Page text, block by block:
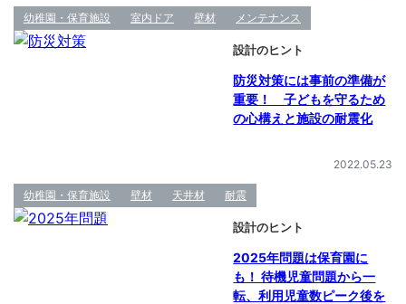
幼稚園・保育施設 室内ドア 壁材 メンテナンス
設計のヒント
防災対策には事前の準備が
重要！ 子どもを守るため
の心構えと施設の耐震化
2022.05.23
幼稚園・保育施設 壁材 天井材 耐震
設計のヒント
2025年問題は保育園に
も！ 待機児童問題から一
転、利用児童数ピーク後を